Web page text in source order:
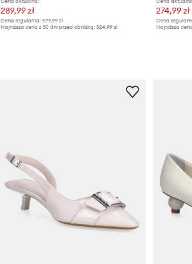
289,99 zł
Cena regularna: 479,99 zł
Najniższa cena z 30 dni przed obniżką: 324,99 zł
274,99 zł
Cena
Najniższa